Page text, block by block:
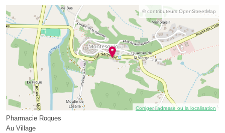
© contributeurs OpenStreetMap
Corriger l’adresse ou la localisation
Pharmacie Roques
Au Village